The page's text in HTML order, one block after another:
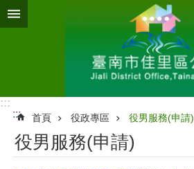
跳到主要內容區塊
:::
:::
首頁 役政專區 役男服務(申請)
役男服務(申請)